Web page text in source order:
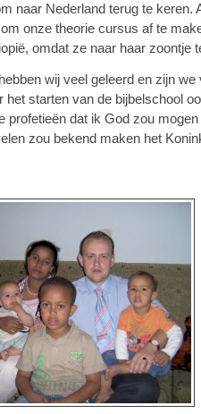
naar Nederland terug te keren.
onze theorie cursus af te
omdat ze naar haar zoontje
wij veel geleerd en zijn
het starten van de bijbelschool
profetieën dat ik God zou
zou bekend maken het